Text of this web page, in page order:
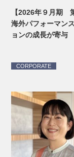
【2026年９月期
海外パフォーマン
ョンの成長が寄与
CORPORATE